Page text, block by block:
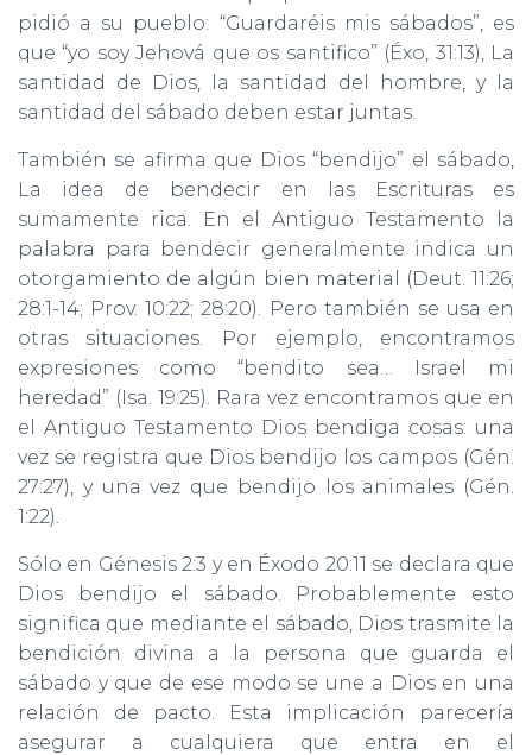
pidió a su pueblo: “Guardaréis mis sábados”, es
que “yo soy Jehová que os santifico” (Éxo, 31:13), La
santidad de Dios, la santidad del hombre, y la
santidad del sábado deben estar juntas.
También se afirma que Dios “bendijo” el sábado,
La idea de bendecir en las Escrituras es
sumamente rica. En el Antiguo Testamento la
palabra para bendecir generalmente indica un
otorgamiento de algún bien material (Deut. 11:26;
28:1-14; Prov. 10:22; 28:20). Pero también se usa en
otras situaciones. Por ejemplo, encontramos
expresiones como “bendito sea… Israel mi
heredad” (Isa. 19:25). Rara vez encontramos que en
el Antiguo Testamento Dios bendiga cosas: una
vez se registra que Dios bendijo los campos (Gén.
27:27), y una vez que bendijo los animales (Gén.
1:22).
Sólo en Génesis 2:3 y en Éxodo 20:11 se declara que
Dios bendijo el sábado. Probablemente esto
significa que mediante el sábado, Dios trasmite la
bendición divina a la persona que guarda el
sábado y que de ese modo se une a Dios en una
relación de pacto. Esta implicación parecería
asegurar a cualquiera que entra en el